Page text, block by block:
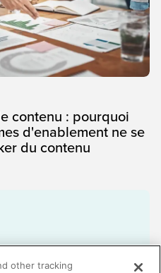
contenu : pourquoi
d'enablement ne se
du contenu
other tracking